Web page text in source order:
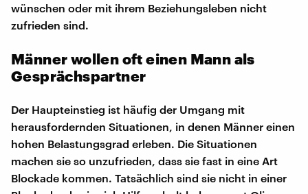
wünschen oder mit ihrem Beziehungsleben nicht
zufrieden sind.
Männer wollen oft einen Mann als
Gesprächspartner
Der Haupteinstieg ist häufig der Umgang mit
herausfordernden Situationen, in denen Männer einen
hohen Belastungsgrad erleben. Die Situationen
machen sie so unzufrieden, dass sie fast in eine Art
Blockade kommen. Tatsächlich sind sie nicht in einer